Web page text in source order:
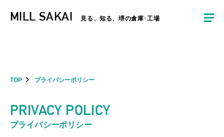
だきます。ご不便をおかけしますがよろしくお願いします。
MILL SAKAI 見る、知る、堺の倉庫･工場
TOP プライバシーポリシー
PRIVACY POLICY
プライバシーポリシー